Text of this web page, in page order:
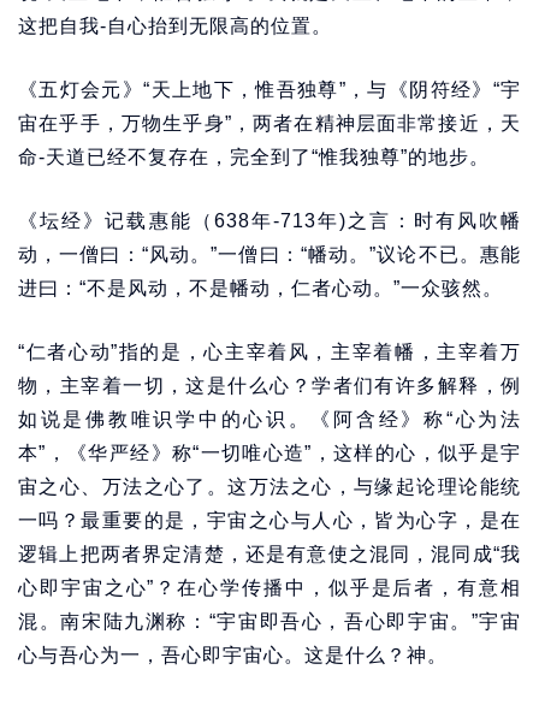
这把自我-自心抬到无限高的位置。
《五灯会元》“天上地下，惟吾独尊”，与《阴符经》“宇
宙在乎手，万物生乎身”，两者在精神层面非常接近，天
命-天道已经不复存在，完全到了“惟我独尊”的地步。
《坛经》记载惠能（638年-713年)之言：时有风吹幡
动，一僧曰：“风动。”一僧曰：“幡动。”议论不已。惠能
进曰：“不是风动，不是幡动，仁者心动。”一众骇然。
“仁者心动”指的是，心主宰着风，主宰着幡，主宰着万
物，主宰着一切，这是什么心？学者们有许多解释，例
如说是佛教唯识学中的心识。《阿含经》称“心为法
本”，《华严经》称“一切唯心造”，这样的心，似乎是宇
宙之心、万法之心了。这万法之心，与缘起论理论能统
一吗？最重要的是，宇宙之心与人心，皆为心字，是在
逻辑上把两者界定清楚，还是有意使之混同，混同成“我
心即宇宙之心”？在心学传播中，似乎是后者，有意相
混。南宋陆九渊称：“宇宙即吾心，吾心即宇宙。”宇宙
心与吾心为一，吾心即宇宙心。这是什么？神。